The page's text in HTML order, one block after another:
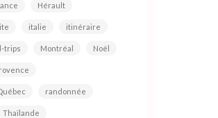
Hérault
italie itinéraire
trips Montréal Noël
randonnée
Thaïlande